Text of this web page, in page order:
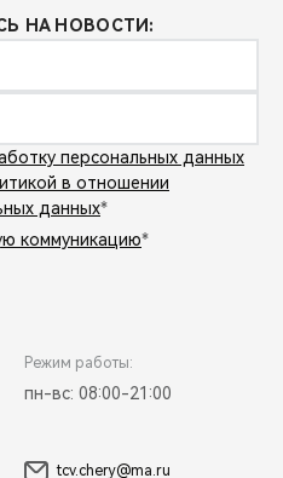
НА НОВОСТИ:
персональных данных
в отношении
данных*
коммуникацию*
Режим работы:
пн-вс: 08:00-21:00
tcv.chery@ma.ru